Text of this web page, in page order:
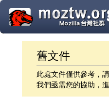
舊文件
此處文件僅供參考，
我們亟需您的協助，